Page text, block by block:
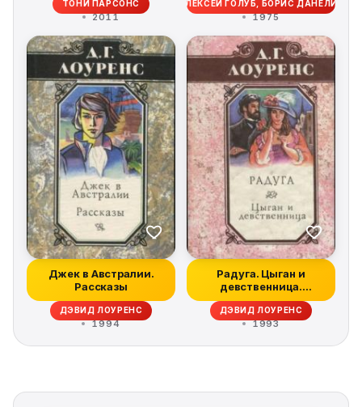
ТОНИ ПАРСОНС
2011
АЛЕКСЕЙ ГОЛУБ, БОРИС ДАНЕЛИЯ
1975
Джек в Австралии.
Рассказы
ДЭВИД ЛОУРЕНС
1994
Радуга. Цыган и
девственница.
Крестины
ДЭВИД ЛОУРЕНС
1993